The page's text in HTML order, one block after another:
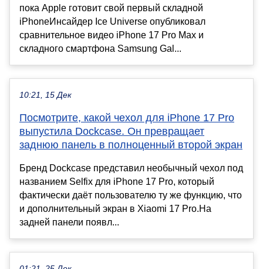
пока Apple готовит свой первый складной
iPhoneИнсайдер Ice Universe опубликовал
сравнительное видео iPhone 17 Pro Max и
складного смартфона Samsung Gal...
10:21, 15 Дек
Посмотрите, какой чехол для iPhone 17 Pro
выпустила Dockcase. Он превращает
заднюю панель в полноценный второй экран
Бренд Dockcase представил необычный чехол под
названием Selfix для iPhone 17 Pro, который
фактически даёт пользователю ту же функцию, что
и дополнительный экран в Xiaomi 17 Pro.На
задней панели появл...